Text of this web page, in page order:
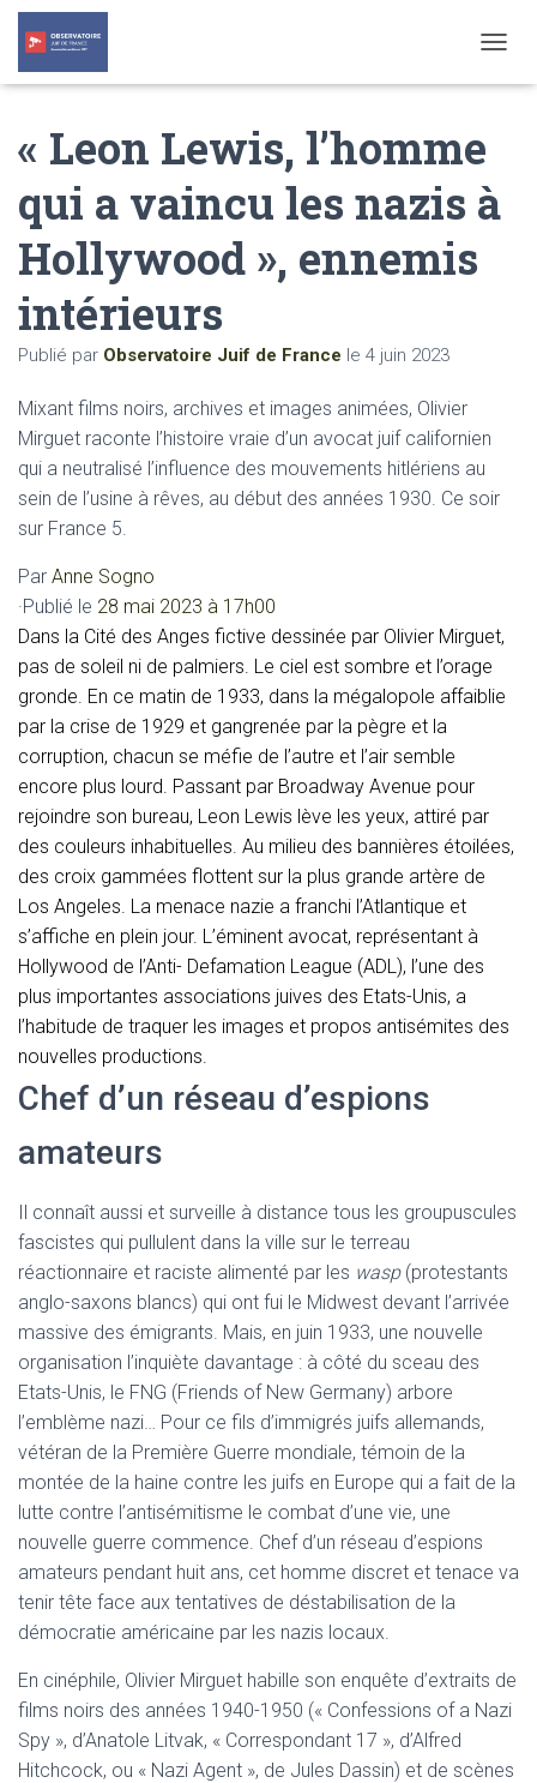
O
N
A
« Leon Lewis, l’homme
qui a vaincu les nazis à
Hollywood », ennemis
intérieurs
Publié par Observatoire Juif de France le 4 juin 2023
Mixant films noirs, archives et images animées, Olivier
Mirguet raconte l’histoire vraie d’un avocat juif californien
qui a neutralisé l’influence des mouvements hitlériens au
sein de l’usine à rêves, au début des années 1930. Ce soir
sur France 5.
Par Anne Sogno
·Publié le 28 mai 2023 à 17h00
Dans la Cité des Anges fictive dessinée par Olivier Mirguet,
pas de soleil ni de palmiers. Le ciel est sombre et l’orage
gronde. En ce matin de 1933, dans la mégalopole affaiblie
par la crise de 1929 et gangrenée par la pègre et la
corruption, chacun se méfie de l’autre et l’air semble
encore plus lourd. Passant par Broadway Avenue pour
rejoindre son bureau, Leon Lewis lève les yeux, attiré par
des couleurs inhabituelles. Au milieu des bannières étoilées,
des croix gammées flottent sur la plus grande artère de
Los Angeles. La menace nazie a franchi l’Atlantique et
s’affiche en plein jour. L’éminent avocat, représentant à
Hollywood de l’Anti- Defamation League (ADL), l’une des
plus importantes associations juives des Etats-Unis, a
l’habitude de traquer les images et propos antisémites des
nouvelles productions.
Chef d’un réseau d’espions
amateurs
Il connaît aussi et surveille à distance tous les groupuscules
fascistes qui pullulent dans la ville sur le terreau
réactionnaire et raciste alimenté par les wasp (protestants
anglo-saxons blancs) qui ont fui le Midwest devant l’arrivée
massive des émigrants. Mais, en juin 1933, une nouvelle
organisation l’inquiète davantage : à côté du sceau des
Etats-Unis, le FNG (Friends of New Germany) arbore
l’emblème nazi… Pour ce fils d’immigrés juifs allemands,
vétéran de la Première Guerre mondiale, témoin de la
montée de la haine contre les juifs en Europe qui a fait de la
lutte contre l’antisémitisme le combat d’une vie, une
nouvelle guerre commence. Chef d’un réseau d’espions
amateurs pendant huit ans, cet homme discret et tenace va
tenir tête face aux tentatives de déstabilisation de la
démocratie américaine par les nazis locaux.
En cinéphile, Olivier Mirguet habille son enquête d’extraits de
films noirs des années 1940-1950 (« Confessions of a Nazi
Spy », d’Anatole Litvak, « Correspondant 17 », d’Alfred
Hitchcock, ou « Nazi Agent », de Jules Dassin) et de scènes